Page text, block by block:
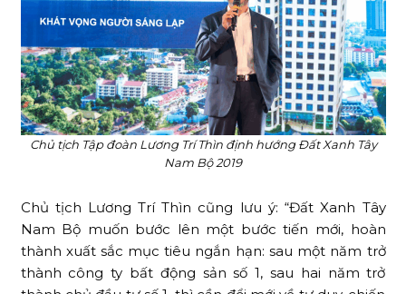
Chủ tịch Tập đoàn Lương Trí Thìn định hướng Đất Xanh Tây
Nam Bộ 2019
Chủ tịch Lương Trí Thìn cũng lưu ý: “Đất Xanh Tây
Nam Bộ muốn bước lên một bước tiến mới, hoàn
thành xuất sắc mục tiêu ngắn hạn: sau một năm trở
thành công ty bất động sản số 1, sau hai năm trở